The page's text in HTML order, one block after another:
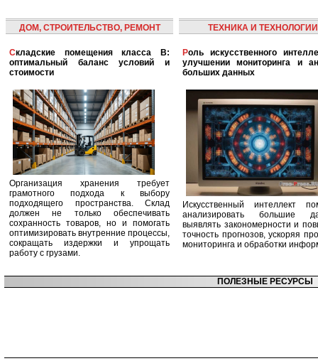
ДОМ, СТРОИТЕЛЬСТВО, РЕМОНТ
Складские помещения класса B:
оптимальный баланс условий и
стоимости
Организация хранения требует
грамотного подхода к выбору
подходящего пространства. Склад
должен не только обеспечивать
сохранность товаров, но и помогать
оптимизировать внутренние процессы,
сокращать издержки и упрощать
работу с грузами.
ТЕХНИКА И ТЕХНОЛОГИИ
Роль искусственного интеллекта в
улучшении мониторинга и
больших данных
Искусственный интеллект
анализировать большие
выявлять закономерности и
точность прогнозов, ускоряя
мониторинга и обработки
ПОЛЕЗНЫЕ РЕСУРСЫ